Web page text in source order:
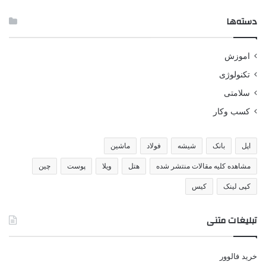
دسته‌ها
اموزش
تکنولوژی
سلامتی
کسب وکار
اپل بانک شیشه فولاد ماشین
مشاهده کلیه مقالات منتشر شده هتل ویلا پوست چین
کپی لینک کیس
تبلیغات متنی
خرید فالوور